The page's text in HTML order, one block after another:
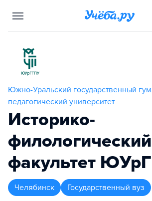
Южно-Уральский государственный
педагогический университет
Историко-
филологический
факультет
Челябинск Государственный вуз